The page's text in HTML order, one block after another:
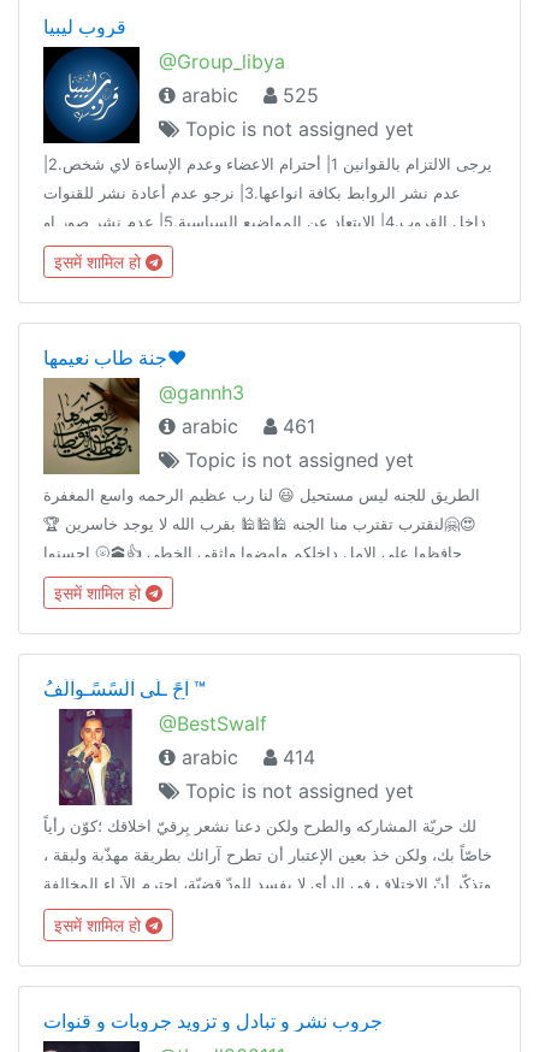
قروب ليبيا
@Group_libya
arabic
525
Topic is not assigned yet
عدم نشر الروابط بكافة انواعها.3| نرجو عدم أعادة نشر للقنوات
داخل القروب.4| الابتعاد عن المواضيع السياسية.5| عدم نشر صور او
इसमें शामिल हो
جنة طاب نعيمها❤️
@gannh3
arabic
461
Topic is not assigned yet
الطريق للجنه ليس مستحيل 😃 لنا رب عظيم الرحمه واسع المغفرة
😍🤗لنقترب تقترب منا الجنه 🕌🕌🕌 بقرب الله لا يوجد خاسرين 🏆
حافظوا على الامل داخلكم وامضوا واثقي الخطى 👍🕋🌝 احسنوا
الظن- بالله اتمسكوا بالقرآن الكريم وسنة الحبيب محمد عليه الصلاة
والسلام😃✅
इसमें शामिल हो
آحً ـلَى آلَسًسًـوِآلَفُ ™
@BestSwalf
arabic
414
Topic is not assigned yet
لك حريّة المشاركه والطرح ولكن دعنا نشعر بِرقيّ اخلاقك ؛كوّن رأياً
خاصّاً بك، ولكن خذ بعين الإعتبار أن تطرح آرائك بطريقة مهذّبة ولبقة ،
وتذكّر أنّ الاختلاف في الرأي لا يفسد للودّ قضيّة، احترم الآراء المخالفة
इसमें शामिल हो
جروب نشر و تبادل و تزويد جروبات و قنوات